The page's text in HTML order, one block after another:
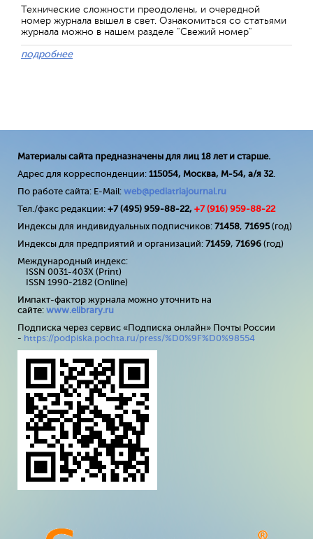
Технические сложности преодолены, и очередной
номер журнала вышел в свет. Ознакомиться со статьями
журнала можно в нашем разделе "Свежий номер"
подробнее
Материалы сайта предназначены для лиц 18 лет и старше.
Адрес для корреспонденции: 115054, Москва, М-54, а/я 32.
По работе сайта: E-Mail: web@pediatriajournal.ru
Тел./факс редакции: +7 (495) 959-88-22, +7 (916) 959-88-22
Индексы для индивидуальных подписчиков: 71458, 71695(год)
Индексы для предприятий и организаций: 71459, 71696 (год)
Международный индекс:
ISSN 0031-403X (Print)
ISSN 1990-2182 (Online)
Импакт-фактор журнала можно уточнить на
сайте: www.elibrary.ru
Подписка через сервис «Подписка онлайн» Почты России
- https://podpiska.pochta.ru/press/%D0%9F%D0%98554